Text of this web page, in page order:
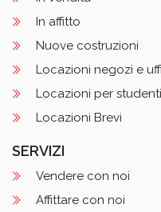
In affitto
Nuove costruzioni
Locazioni negozi e
Locazioni per studenti
Locazioni Brevi
SERVIZI
Vendere con noi
Affittare con noi